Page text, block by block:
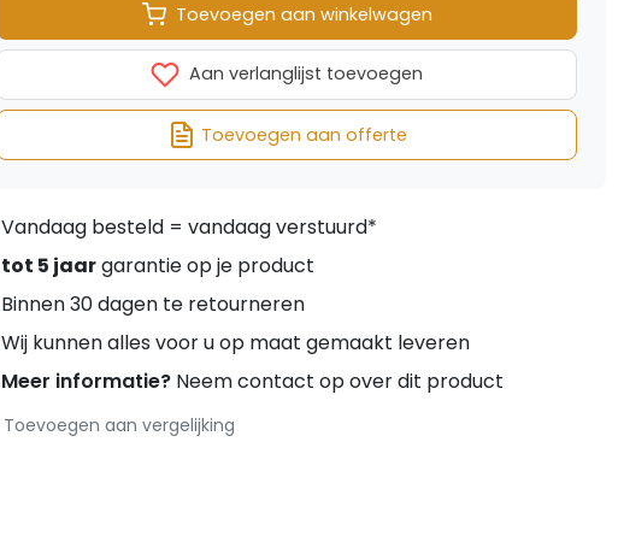
Toevoegen aan winkelwagen
Aan verlanglijst toevoegen
Toevoegen aan offerte
Vandaag besteld = vandaag verstuurd*
tot 5 jaargarantie op je product
Binnen 30 dagen te retourneren
Wij kunnen alles voor u op maat gemaakt leveren
Meer informatie? Neem contact op over dit product
Toevoegen aan vergelijking